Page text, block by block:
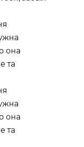
она
та
она
та